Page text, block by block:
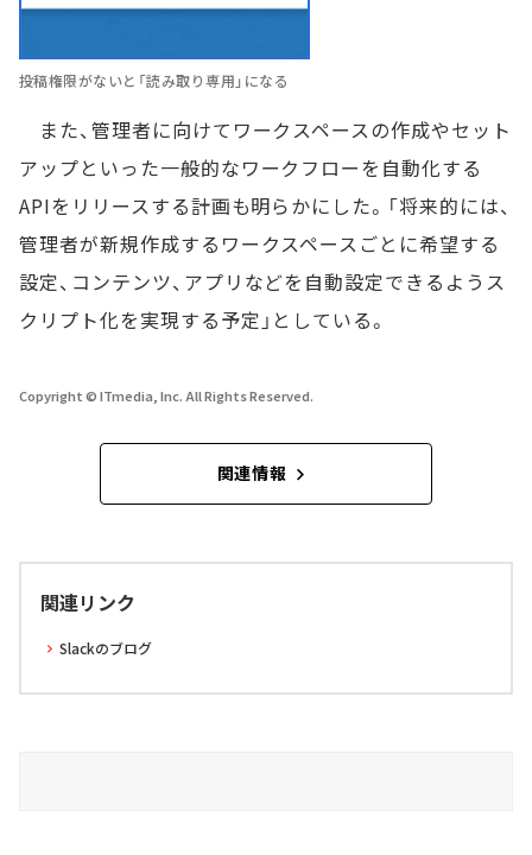
投稿権限がないと「読み取り専用」になる
また、管理者に向けてワークスペースの作成やセット
アップといった一般的なワークフローを自動化する
APIをリリースする計画も明らかにした。「将来的には、
管理者が新規作成するワークスペースごとに希望する
設定、コンテンツ、アプリなどを自動設定できるようス
クリプト化を実現する予定」としている。
Copyright © ITmedia, Inc. All Rights Reserved.
関連情報
関連リンク
Slackのブログ